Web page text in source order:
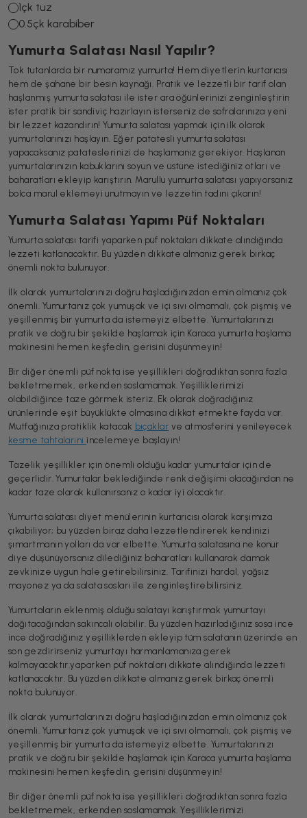
1çk tuz
0.5çk karabiber
Yumurta Salatası Nasıl Yapılır?
Tok tutanlarda bir numaramız yumurta! Hem diyetlerin kurtarıcısı
hem de şahane bir besin kaynağı. Pratik ve lezzetli bir tarif olan
haşlanmış yumurta salatası ile ister ara öğünlerinizi zenginleştirin
ister pratik bir sandiviç hazırlayın isterseniz de sofralarınıza yeni
bir lezzet kazandırın! Yumurta salatası yapmak için ilk olarak
yumurtalarınızı haşlayın. Eğer patatesli yumurta salatası
yapacaksanız patateslerinizi de haşlamanız gerekiyor. Haşlanan
yumurtalarınızın kabuklarını soyun ve üstüne istediğiniz otları ve
baharatları ekleyip karıştırın. Marullu yumurta salatası yapıyorsanız
bolca marul eklemeyi unutmayın ve lezzetin tadını çıkarın!
Yumurta Salatası Yapımı Püf Noktaları
Yumurta salatası tarifi yaparken püf noktaları dikkate alındığında
lezzeti katlanacaktır. Bu yüzden dikkate almanız gerek birkaç
önemli nokta bulunuyor.
İlk olarak yumurtalarınızı doğru haşladığınızdan emin olmanız çok
önemli. Yumurtanız çok yumuşak ve içi sıvı olmamalı, çok pişmiş ve
yeşillenmiş bir yumurta da istemeyiz elbette. Yumurtalarınızı
pratik ve doğru bir şekilde haşlamak için Karaca yumurta haşlama
makinesini hemen keşfedin, gerisini düşünmeyin!
Bir diğer önemli püf nokta ise yeşillikleri doğradıktan sonra fazla
bekletmemek, erkenden soslamamak. Yeşilliklerimizi
olabildiğince taze görmek isteriz. Ek olarak doğradığınız
ürünlerinde eşit büyüklükte olmasına dikkat etmekte fayda var.
Mutfağınıza pratiklik katacak bıçaklar ve atmosferini yenileyecek
kesme tahtalarını incelemeye başlayın!
Tazelik yeşillikler için önemli olduğu kadar yumurtalar için de
geçerlidir. Yumurtalar beklediğinde renk değişimi olacağından ne
kadar taze olarak kullanırsanız o kadar iyi olacaktır.
Yumurta salatası diyet menülerinin kurtarıcısı olarak karşımıza
çıkabiliyor; bu yüzden biraz daha lezzetlendirerek kendinizi
şımartmanın yolları da var elbette. Yumurta salatasına ne konur
diye düşünüyorsanız dilediğiniz baharatları kullanarak damak
zevkinize uygun hale getirebilirsiniz. Tarifinizi hardal, yağsız
mayonez ya da salata sosları ile zenginleştirebilirsiniz.
Yumurtaların eklenmiş olduğu salatayı karıştırmak yumurtayı
dağıtacağından sakıncalı olabilir. Bu yüzden hazırladığınız sosa ince
ince doğradığınız yeşilliklerden ekleyip tüm salatanın üzerinde en
son gezdirirseniz yumurtayı harmanlamanıza gerek
kalmayacaktır.yaparken püf noktaları dikkate alındığında lezzeti
katlanacaktır. Bu yüzden dikkate almanız gerek birkaç önemli
nokta bulunuyor.
İlk olarak yumurtalarınızı doğru haşladığınızdan emin olmanız çok
önemli. Yumurtanız çok yumuşak ve içi sıvı olmamalı, çok pişmiş ve
yeşillenmiş bir yumurta da istemeyiz elbette. Yumurtalarınızı
pratik ve doğru bir şekilde haşlamak için Karaca yumurta haşlama
makinesini hemen keşfedin, gerisini düşünmeyin!
Bir diğer önemli püf nokta ise yeşillikleri doğradıktan sonra fazla
bekletmemek, erkenden soslamamak. Yeşilliklerimizi